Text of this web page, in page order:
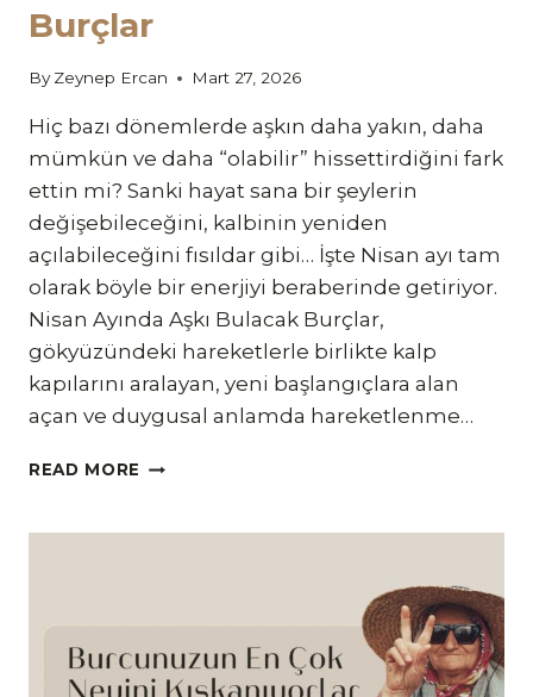
Burçlar
By Zeynep Ercan Mart 27, 2026
Hiç bazı dönemlerde aşkın daha yakın, daha
mümkün ve daha “olabilir” hissettirdiğini fark
ettin mi? Sanki hayat sana bir şeylerin
değişebileceğini, kalbinin yeniden
açılabileceğini fısıldar gibi… İşte Nisan ayı tam
olarak böyle bir enerjiyi beraberinde getiriyor.
Nisan Ayında Aşkı Bulacak Burçlar,
gökyüzündeki hareketlerle birlikte kalp
kapılarını aralayan, yeni başlangıçlara alan
açan ve duygusal anlamda hareketlenme…
READ MORE NISAN
BULACAK